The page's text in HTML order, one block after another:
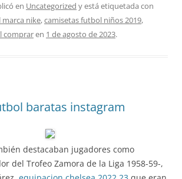
en Uncategorized y está etiquetada con
nike,camisetas futbol niños 2019,
compraren 1 de agosto de 2023.
baratas instagram
destacaban jugadores como
del Trofeo Zamora de la Liga 1958-59-,